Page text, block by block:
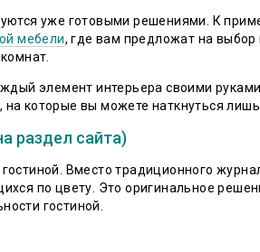
уже готовыми решениями. К
мебели, где вам предложат на выбор
элемент интерьера своими
которые вы можете наткнуться
раздел сайта)
Вместо традиционного
по цвету. Это оригинальное
гостиной.